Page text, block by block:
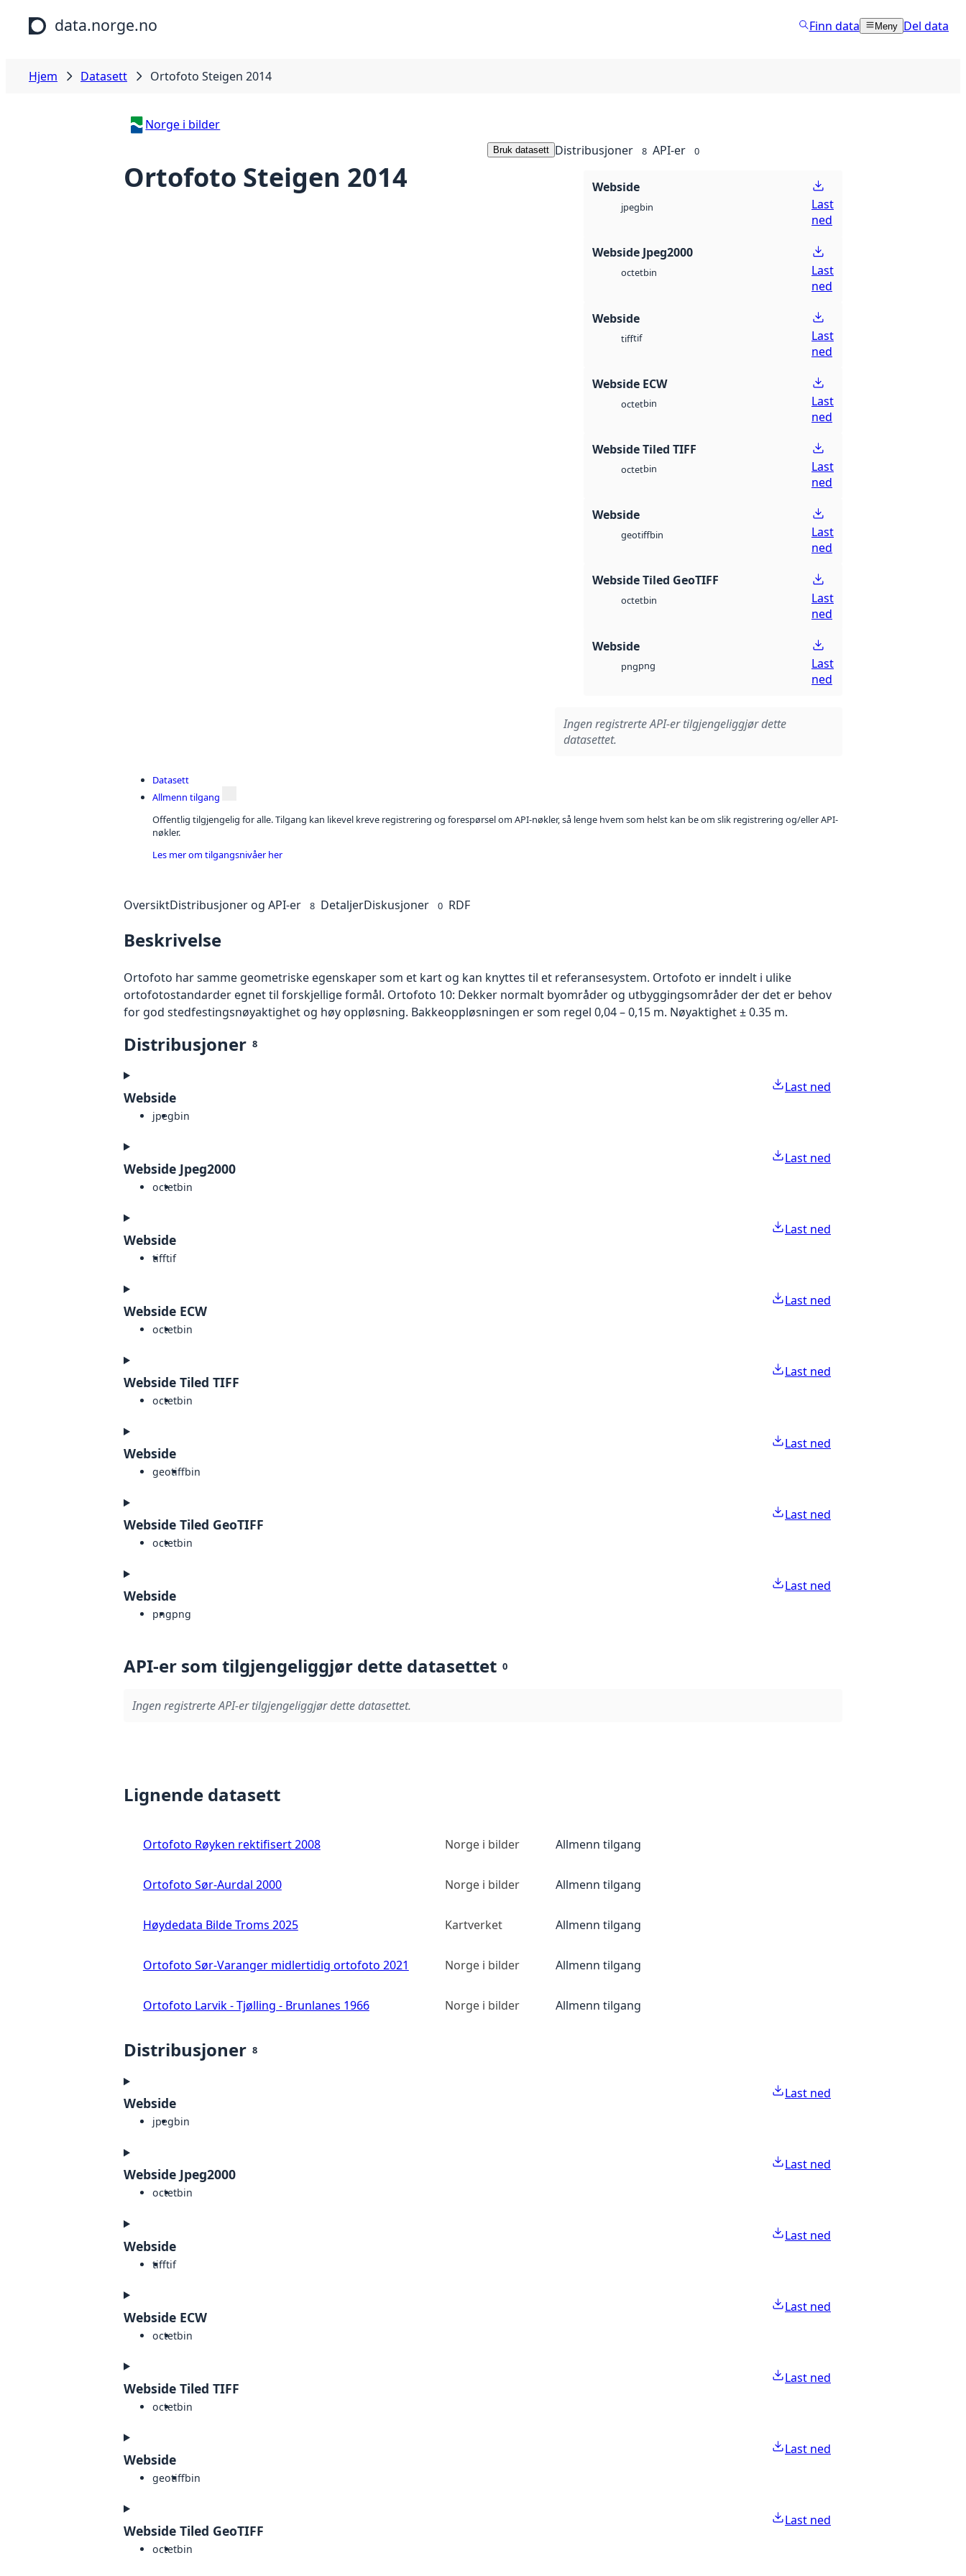
Hopp til hovedinnhold
data.norge.no Finn data Meny Del data
Hjem Datasett Ortofoto Steigen 2014
Norge i bilder
Ortofoto Steigen 2014
Bruk datasett Distribusjoner 8 API-er 0
Webside
jpegbin
Last
ned
Webside Jpeg2000
octetbin
Last
ned
Webside
tifftif
Last
ned
Webside ECW
octetbin
Last
ned
Webside Tiled TIFF
octetbin
Last
ned
Webside
geotiffbin
Last
ned
Webside Tiled GeoTIFF
octetbin
Last
ned
Webside
pngpng
Last
ned
Ingen registrerte API-er tilgjengeliggjør dette
datasettet.
Datasett
Allmenn tilgang
Offentlig tilgjengelig for alle. Tilgang kan likevel kreve registrering og forespørsel om API-nøkler, så lenge hvem som helst kan be om slik registrering og/eller API-
nøkler.
Les mer om tilgangsnivåer her
OversiktDistribusjoner og API-er 8 DetaljerDiskusjoner 0 RDF
Beskrivelse
Ortofoto har samme geometriske egenskaper som et kart og kan knyttes til et referansesystem. Ortofoto er inndelt i ulike
ortofotostandarder egnet til forskjellige formål. Ortofoto 10: Dekker normalt byområder og utbyggingsområder der det er behov
for god stedfestingsnøyaktighet og høy oppløsning. Bakkeoppløsningen er som regel 0,04 – 0,15 m. Nøyaktighet ± 0.35 m.
Distribusjoner 8
Webside
jpegbin
Last ned
Webside Jpeg2000
octetbin
Last ned
Webside
tifftif
Last ned
Webside ECW
octetbin
Last ned
Webside Tiled TIFF
octetbin
Last ned
Webside
geotiffbin
Last ned
Webside Tiled GeoTIFF
octetbin
Last ned
Webside
pngpng
Last ned
API-er som tilgjengeliggjør dette datasettet 0
Ingen registrerte API-er tilgjengeliggjør dette datasettet.
Lignende datasett
Ortofoto Røyken rektifisert 2008 Norge i bilder Allmenn tilgang
Ortofoto Sør-Aurdal 2000 Norge i bilder Allmenn tilgang
Høydedata Bilde Troms 2025 Kartverket Allmenn tilgang
Ortofoto Sør-Varanger midlertidig ortofoto 2021 Norge i bilder Allmenn tilgang
Ortofoto Larvik - Tjølling - Brunlanes 1966 Norge i bilder Allmenn tilgang
Distribusjoner 8
Webside
jpegbin
Last ned
Webside Jpeg2000
octetbin
Last ned
Webside
tifftif
Last ned
Webside ECW
octetbin
Last ned
Webside Tiled TIFF
octetbin
Last ned
Webside
geotiffbin
Last ned
Webside Tiled GeoTIFF
octetbin
Last ned